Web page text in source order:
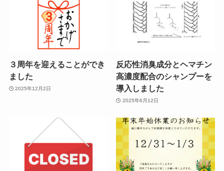
３周年を迎えることができ
ました
2025年12月2日
反応性消臭成分とヘマチン
高濃度配合のシャンプーを
導入しました
2025年6月12日